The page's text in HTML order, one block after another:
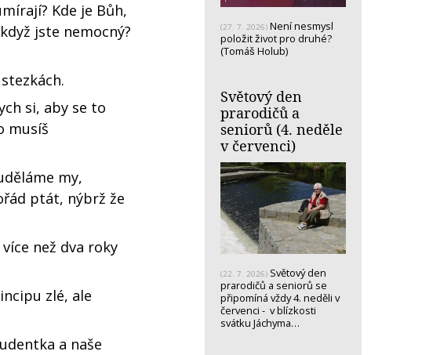
Kde je Bůh,
jste nemocný?
si, aby se to
musíš
my,
ptát, nýbrž že
než dva roky
zlé, ale
a naše
(27. 7. 2026) Není nesmysl
položit život pro druhé?
(Tomáš Holub)
Světový den
prarodičů a
seniorů (4. neděle
v červenci)
(22. 7. 2026) Světový den
prarodičů a seniorů se
připomíná vždy 4. neděli v
červenci - v blízkosti
svátku Jáchyma…